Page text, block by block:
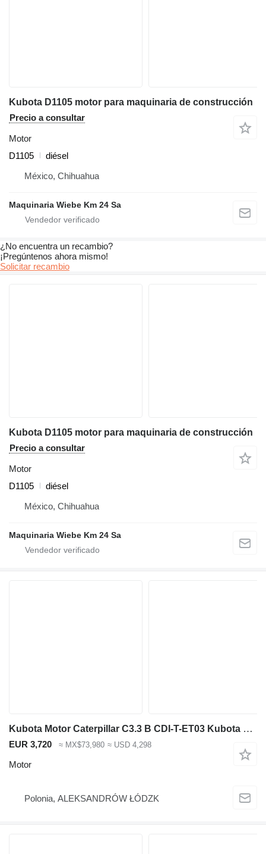
Kubota D1105 motor para maquinaria de construcción
Precio a consultar
Motor
D1105
diésel
México, Chihuahua
Maquinaria Wiebe Km 24 Sa
¿No encuentra un recambio?
¡Pregúntenos ahora mismo!
Solicitar recambio
Kubota D1105 motor para maquinaria de construcción
Precio a consultar
Motor
D1105
diésel
México, Chihuahua
Maquinaria Wiebe Km 24 Sa
Kubota Motor Caterpillar C3.3 B CDI-T-ET03 Kubota V3307 para repuestos o en para maquinaria de construcción
EUR 3,720 ≈ MX$73,980 ≈ USD 4,298
Motor
Polonia, ALEKSANDRÓW ŁÓDZK